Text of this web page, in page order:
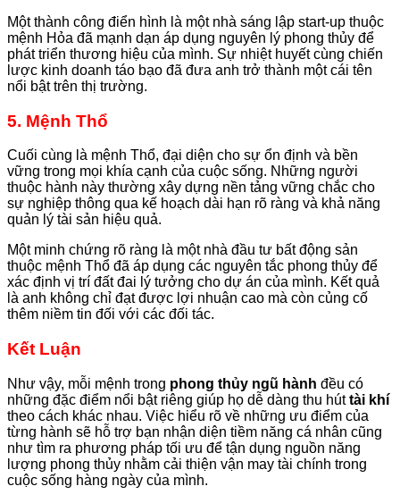
Một thành công điển hình là một nhà sáng lập start-up thuộc
mệnh Hỏa đã mạnh dạn áp dụng nguyên lý phong thủy để
phát triển thương hiệu của mình. Sự nhiệt huyết cùng chiến
lược kinh doanh táo bạo đã đưa anh trở thành một cái tên
nổi bật trên thị trường.
5. Mệnh Thổ
Cuối cùng là mệnh Thổ, đại diện cho sự ổn định và bền
vững trong mọi khía cạnh của cuộc sống. Những người
thuộc hành này thường xây dựng nền tảng vững chắc cho
sự nghiệp thông qua kế hoạch dài hạn rõ ràng và khả năng
quản lý tài sản hiệu quả.
Một minh chứng rõ ràng là một nhà đầu tư bất động sản
thuộc mệnh Thổ đã áp dụng các nguyên tắc phong thủy để
xác định vị trí đất đai lý tưởng cho dự án của mình. Kết quả
là anh không chỉ đạt được lợi nhuận cao mà còn củng cố
thêm niềm tin đối với các đối tác.
Kết Luận
Như vậy, mỗi mệnh trong phong thủy ngũ hành đều có
những đặc điểm nổi bật riêng giúp họ dễ dàng thu húttài khí
theo cách khác nhau. Việc hiểu rõ về những ưu điểm của
từng hành sẽ hỗ trợ bạn nhận diện tiềm năng cá nhân cũng
như tìm ra phương pháp tối ưu để tận dụng nguồn năng
lượng phong thủy nhằm cải thiện vận may tài chính trong
cuộc sống hàng ngày của mình.